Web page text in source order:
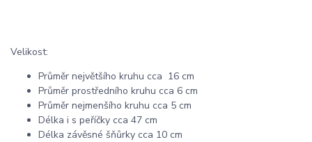
Velikost:
Průměr největšího kruhu cca 16 cm
Průměr prostředního kruhu cca 6 cm
Průměr nejmenšího kruhu cca 5 cm
Délka i s peříčky cca 47 cm
Délka závěsné šňůrky cca 10 cm